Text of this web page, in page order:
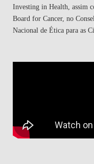
Investing in Health, assim
Board for Cancer, no
Nacional de Ética para as